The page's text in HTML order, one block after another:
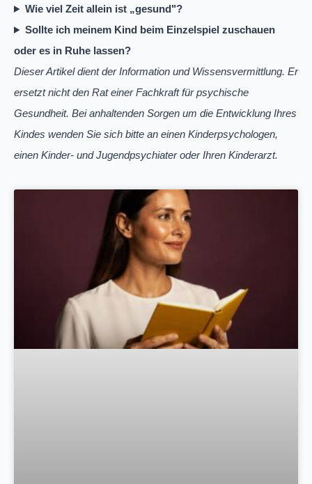
Wie viel Zeit allein ist „gesund"?
Sollte ich meinem Kind beim Einzelspiel zuschauen
oder es in Ruhe lassen?
Dieser Artikel dient der Information und Wissensvermittlung. Er
ersetzt nicht den Rat einer Fachkraft für psychische
Gesundheit. Bei anhaltenden Sorgen um die Entwicklung Ihres
Kindes wenden Sie sich bitte an einen Kinderpsychologen,
einen Kinder- und Jugendpsychiater oder Ihren Kinderarzt.